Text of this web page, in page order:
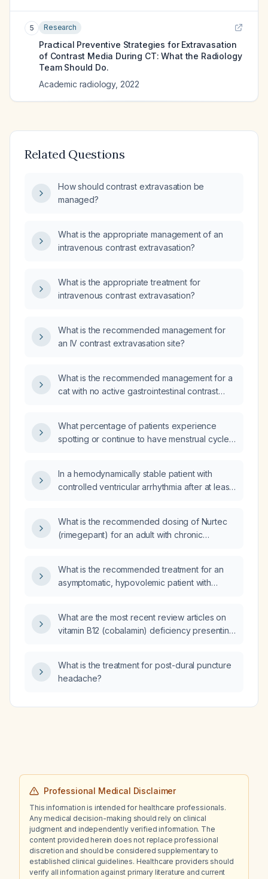
5 Research
Practical Preventive Strategies for Extravasation
of Contrast Media During CT: What the Radiology
Team Should Do.
Academic radiology, 2022
Related Questions
How should contrast extravasation be
managed?
What is the appropriate management of an
intravenous contrast extravasation?
What is the appropriate treatment for
intravenous contrast extravasation?
What is the recommended management for
an IV contrast extravasation site?
What is the recommended management for a
cat with no active gastrointestinal contrast
What percentage of patients experience
spotting or continue to have menstrual cycles
In a hemodynamically stable patient with
controlled ventricular arrhythmia after at least
performed, including loading dose,
maintenance dose, and monitoring?
What is the recommended dosing of Nurtec
(rimegepant) for an adult with chronic
What is the recommended treatment for an
asymptomatic, hypovolemic patient with
What are the most recent review articles on
vitamin B12 (cobalamin) deficiency presenting
What is the treatment for post-dural puncture
headache?
Professional Medical Disclaimer
This information is intended for healthcare professionals.
Any medical decision-making should rely on clinical
judgment and independently verified information. The
content provided herein does not replace professional
discretion and should be considered supplementary to
established clinical guidelines. Healthcare providers should
verify all information against primary literature and current